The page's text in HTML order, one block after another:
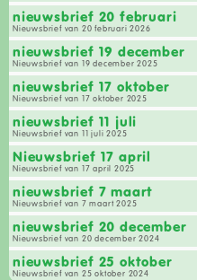
nieuwsbrief 20 februari
Nieuwsbrief van 20 februari 2026
nieuwsbrief 19 december
Nieuwsbrief van 19 december 2025
nieuwsbrief 17 oktober
Nieuwsbrief van 17 oktober 2025
nieuwsbrief 11 juli
Nieuwsbrief van 11 juli 2025
Nieuwsbrief 17 april
Nieuwsbrief van 17 april 2025
nieuwsbrief 7 maart
Nieuwsbrief van 7 maart 2025
nieuwsbrief 20 december
Nieuwsbrief van 20 december 2024
nieuwsbrief 25 oktober
Nieuwsbrief van 25 oktober 2024